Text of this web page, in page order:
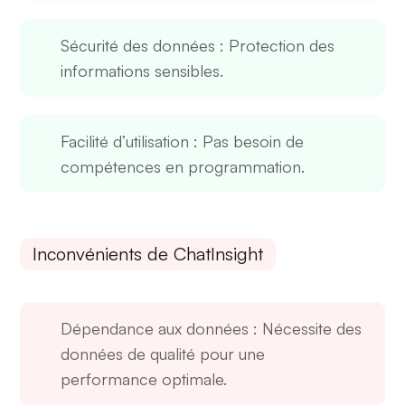
Sécurité des données : Protection des
informations sensibles.
Facilité d’utilisation : Pas besoin de
compétences en programmation.
Inconvénients de ChatInsight
Dépendance aux données : Nécessite des
données de qualité pour une
performance optimale.